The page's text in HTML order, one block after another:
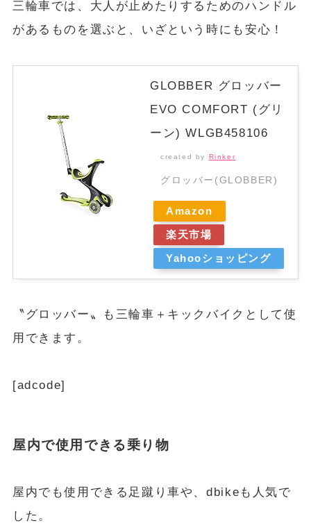
三輪車では、大人が止めたりするためのハンドル
があるものを選ぶと、いざという時にも安心！
GLOBBER グロッバー
EVO COMFORT (グリ
ーン) WLGB458106
created by Rinker
グロッバー(GLOBBER)
Amazon
楽天市場
Yahooショッピング
〝グロッバー〟も三輪車＋キックバイクとして使
用できます。
[adcode]
屋内で使用できる乗り物
屋内でも使用できる足蹴り車や、dbikeも人気で
した。